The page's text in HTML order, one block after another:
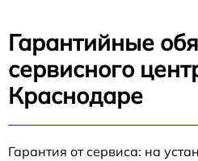
Гарантийные
сервисного
Краснодаре
Гарантия от сервиса: на